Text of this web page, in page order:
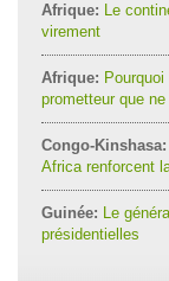
Afrique: Le
virement
Afrique:
prometteur que
Congo-Kinshasa:
Africa renforcent
Guinée: Le
présidentielles